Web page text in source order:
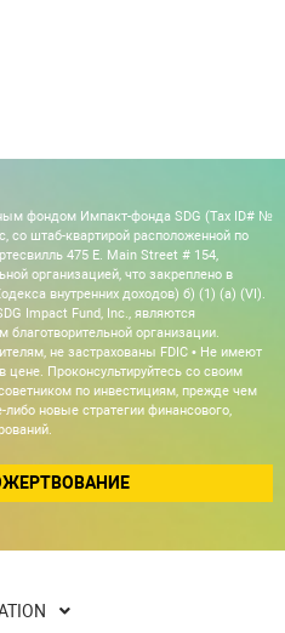
фондом Импакт-фонда SDG (Tax ID# №
со штаб-квартирой расположенной по
475 E. Main Street # 154,
организацией, что закреплено в
внутренних доходов) б) (1) (а) (VI).
Impact Fund, Inc., являются
организации.
не застрахованы FDIC • Не имеют
цене. Проконсультируйтесь со своим
по инвестициям, прежде чем
новые стратегии финансового,